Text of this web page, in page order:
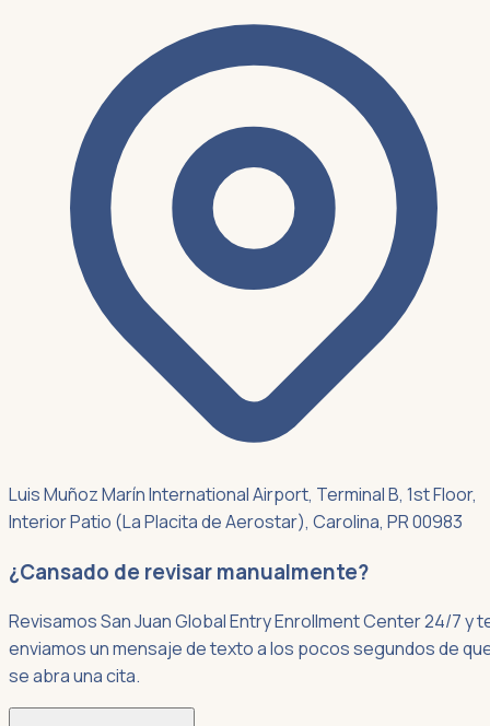
Luis Muñoz Marín International Airport, Terminal B, 1st Floor,
Interior Patio (La Placita de Aerostar), Carolina, PR 00983
¿Cansado de revisar manualmente?
Revisamos San Juan Global Entry Enrollment Center 24/7 y
enviamos un mensaje de texto a los pocos segundos de
se abra una cita.